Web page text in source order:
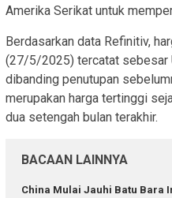
Amerika Serikat untuk
Berdasarkan data Refinitiv,
(27/5/2025) tercatat sebesar
dibanding penutupan
merupakan harga tertinggi
dua setengah bulan terakhir.
BACAAN LAINNYA
China Mulai Jauhi Batu Bara